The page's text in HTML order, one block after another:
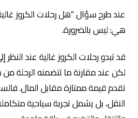
عند طرح سؤال “هل رحلات الكروز غالية؟”
هي: ليس بالضرورة.
قد تبدو رحلات الكروز غالية عند النظر
لكن عند مقارنة ما تتضمنه الرحلة من
تقدم قيمة ممتازة مقابل المال. فالسعر
النقل، بل يشمل تجربة سياحية متكاملة